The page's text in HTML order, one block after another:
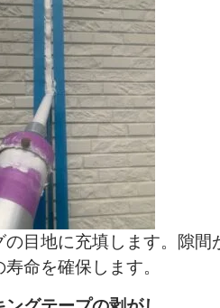
目地に充填します。隙
命を確保します。